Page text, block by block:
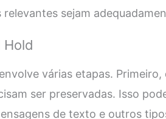
sejam
Hold
várias etapas. Primeiro,
ser preservadas. Isso
de texto e outros